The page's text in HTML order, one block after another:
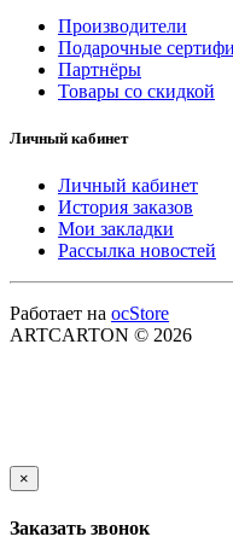
Производители
Подарочные
Партнёры
Товары со скидкой
Личный кабинет
Личный кабинет
История заказов
Мои закладки
Рассылка новостей
Работает на ocStore
ARTCARTON © 2026
×
Заказать звонок